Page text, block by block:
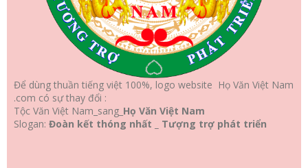
Để dùng thuần tiếng việt 100%, logo website Họ Văn Việt Nam
.com có sự thay đổi :
Tộc Văn Việt Nam_sang_ Họ Văn Việt Nam
Slogan: Đoàn kết thóng nhất _ Tượng trợ phát triển